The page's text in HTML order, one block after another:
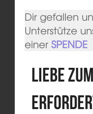
Dir gefallen
Unterstütze
einer SPENDE
Liebe